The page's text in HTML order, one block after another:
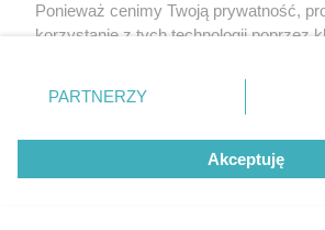
Ponieważ cenimy Twoją prywatność,
korzystanie z tych technologii poprzez
zmienić/wycofać klikając przycisk
znajdujący się w lewym dolnym rogu
rodzaje przetwarzania danych nie
użytkownika, ale masz prawo
przetwarzaniu. Preferencje będą miały
PARTNERZY
Akceptuję